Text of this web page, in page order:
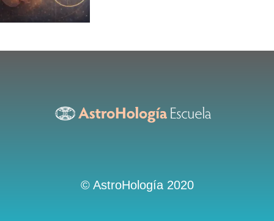
© AstroHología 2020